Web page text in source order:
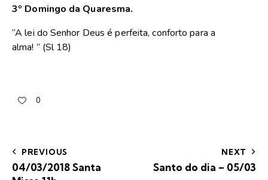
3º Domingo da Quaresma.
“A lei do Senhor Deus é perfeita, conforto para a
alma! ” (Sl 18)
0
PREVIOUS
04/03/2018 Santa
NEXT
Santo do dia – 05/03